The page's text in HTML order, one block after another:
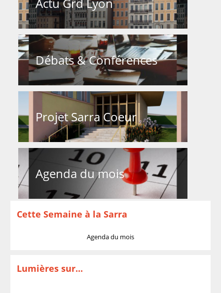
Débats & Conférences
Projet Sarra Coeur
Agenda du mois
Cette Semaine à la Sarra
Agenda du mois
Lumières sur...